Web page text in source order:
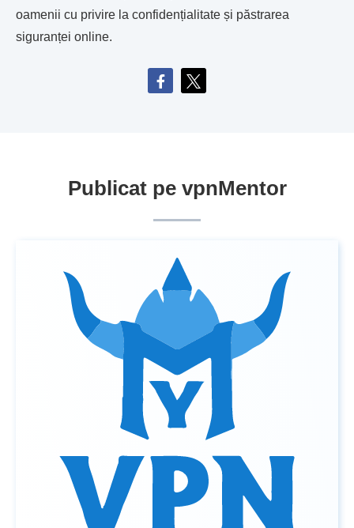
oamenii cu privire la confidențialitate și păstrarea
siguranței online.
Publicat pe vpnMentor